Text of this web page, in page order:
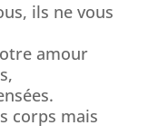
ils ne vous
amour
corps mais